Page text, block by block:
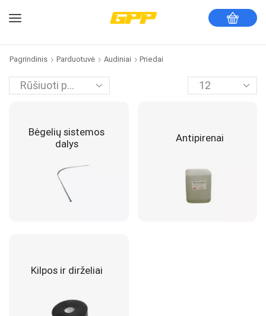
Pagrindinis Parduotuvė Audiniai Priedai
Bėgelių sistemos
dalys
Antipirenai
Kilpos ir dirželiai